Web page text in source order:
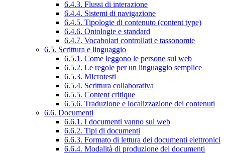
6.4.3. Flussi di interazione
6.4.4. Sistemi di navigazione
6.4.5. Tipologie di contenuto (content type)
6.4.6. Ontologie e standard
6.4.7. Vocabolari controllati e tassonomie
6.5. Scrittura e linguaggio
6.5.1. Come leggono le persone sul web
6.5.2. Le regole per un linguaggio semplice
6.5.3. Microtesti
6.5.4. Scrittura collaborativa
6.5.5. Content critique
6.5.6. Traduzione e localizzazione dei contenuti
6.6. Documenti
6.6.1. I documenti vanno sul web
6.6.2. Tipi di documenti
6.6.3. Formato di lettura dei documenti elettronici
6.6.4. Modalità di produzione dei documenti